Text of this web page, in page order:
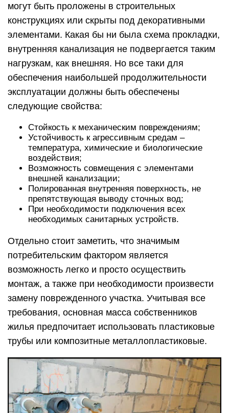
могут быть проложены в строительных
конструкциях или скрыты под декоративными
элементами. Какая бы ни была схема прокладки,
внутренняя канализация не подвергается таким
нагрузкам, как внешняя. Но все таки для
обеспечения наибольшей продолжительности
эксплуатации должны быть обеспечены
следующие свойства:
Стойкость к механическим повреждениям;
Устойчивость к агрессивным средам –
температура, химические и биологические
воздействия;
Возможность совмещения с элементами
внешней канализации;
Полированная внутренняя поверхность, не
препятствующая выводу сточных вод;
При необходимости подключения всех
необходимых санитарных устройств.
Отдельно стоит заметить, что значимым
потребительским фактором является
возможность легко и просто осуществить
монтаж, а также при необходимости произвести
замену поврежденного участка. Учитывая все
требования, основная масса собственников
жилья предпочитает использовать пластиковые
трубы или композитные металлопластиковые.